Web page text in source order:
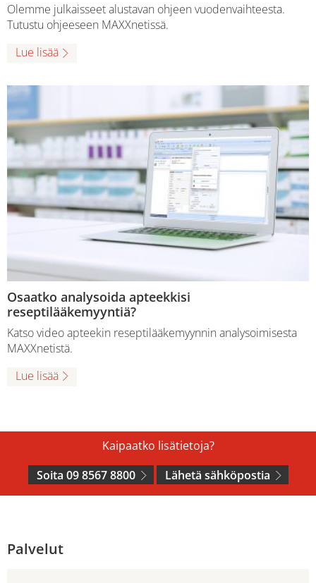
Olemme julkaisseet alustavan ohjeen vuodenvaihteesta.
Tutustu ohjeeseen MAXXnetissä.
Lue lisää
Osaatko analysoida apteekkisi
reseptilääkemyyntiä?
Katso video apteekin reseptilääkemyynnin analysoimisesta
MAXXnetistä.
Lue lisää
Kaipaatko lisätietoja?
Soita 09 8567 8800
Lähetä sähköpostia
Palvelut